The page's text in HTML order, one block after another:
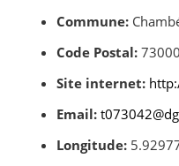
Commune:
Code Postal: 73000
Site internet:
Email:
Longitude: